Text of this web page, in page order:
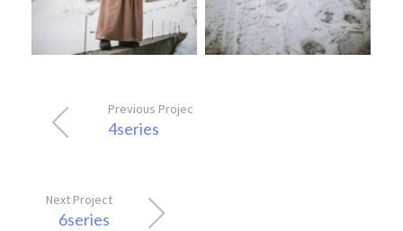
Previous Project
4series
Next Project
6series